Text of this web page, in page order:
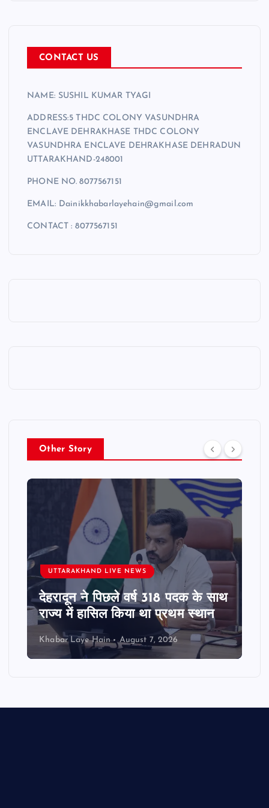
CONTACT US
NAME: SUSHIL KUMAR TYAGI
ADDRESS:5 THDC COLONY VASUNDHRA
ENCLAVE DEHRAKHASE THDC COLONY
VASUNDHRA ENCLAVE DEHRAKHASE DEHRADUN
UTTARAKHAND-248001
PHONE NO. 8077567151
EMAIL: Dainikkhabarlayehain@gmail.com
CONTACT : 8077567151
Other Story
UTTARAKHAND LIVE NEWS
देहरादून ने पिछले वर्ष 318 पदक के साथ
राज्य में हासिल किया था प्रथम स्थान
Khabar Laye Hain August 7, 2026